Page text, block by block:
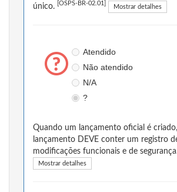
único.
[OSPS-BR-02.01] Mostrar detalhes
Atendido
Não atendido
N/A
?
Quando um lançamento oficial é
lançamento DEVE conter um registro
modificações funcionais e de
Mostrar detalhes